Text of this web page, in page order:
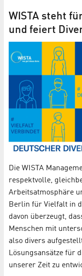
WISTA steht
und feiert
Die WISTA
respektvolle,
Arbeitsatmosphäre
Berlin für Vielfalt in
davon überzeugt,
Menschen mit
also divers
Lösungsansätze für
unserer Zeit zu